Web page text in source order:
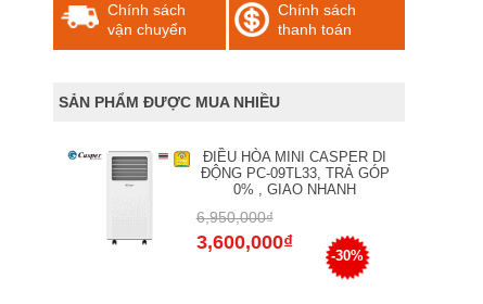
Chính sách
vận chuyển
Chính sách
thanh toán
SẢN PHẨM ĐƯỢC MUA NHIỀU
ĐIỀU HÒA MINI CASPER DI
ĐỘNG PC-09TL33, TRẢ GÓP
0% , GIAO NHANH
6,950,000₫
3,600,000₫
-30%